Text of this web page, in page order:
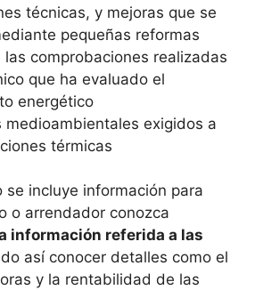
técnicas, y mejoras que se
pequeñas reformas
las comprobaciones realizadas
que ha evaluado el
energético
medioambientales exigidos a
térmicas
se incluye información para
o arrendador conozca
información referida a las
así conocer detalles como el
y la rentabilidad de las